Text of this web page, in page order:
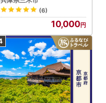
(6)
10,000